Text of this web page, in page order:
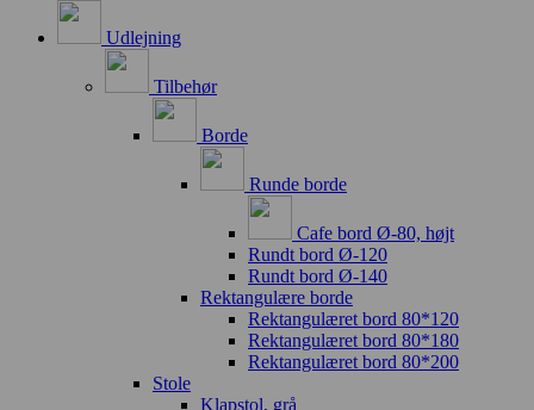
Udlejning
Tilbehør
Borde
Runde borde
Cafe bord Ø-80, højt
Rundt bord Ø-120
Rundt bord Ø-140
Rektangulære borde
Rektangulæret bord 80*120
Rektangulæret bord 80*180
Rektangulæret bord 80*200
Stole
Klapstol, grå